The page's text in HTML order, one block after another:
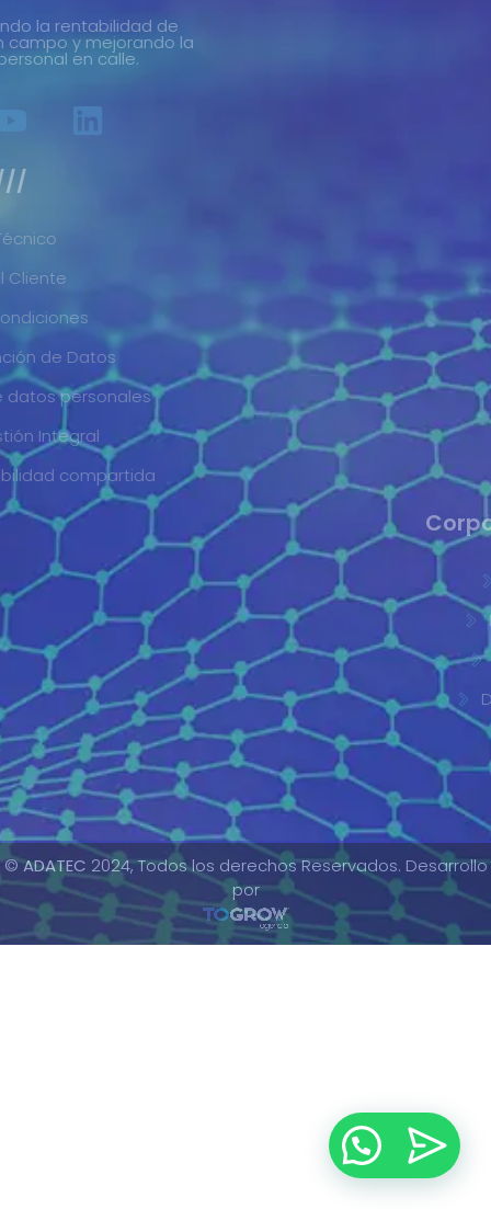
Acuerdo de responsabilidad compartida
Corporativo ///
Inicio
Nosotros
R-Sales
Descargas
Contáctenos ///
info@adateceu.com
+57 300 9124038 🇨🇴
+507 833 8086 🇵🇦
+51 16409670 🇵🇪
+52 5590633793 🇲🇽
©ADATEC 2024, Todos los derechos Reservados. Desarrollo
por